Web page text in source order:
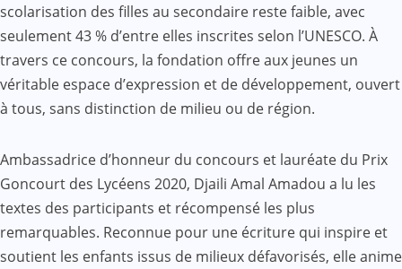
scolarisation des filles au secondaire reste faible, avec
seulement 43 % d’entre elles inscrites selon l’UNESCO. À
travers ce concours, la fondation offre aux jeunes un
véritable espace d’expression et de développement, ouvert
à tous, sans distinction de milieu ou de région.
Ambassadrice d’honneur du concours et lauréate du Prix
Goncourt des Lycéens 2020, Djaili Amal Amadou a lu les
textes des participants et récompensé les plus
remarquables. Reconnue pour une écriture qui inspire et
soutient les enfants issus de milieux défavorisés, elle anime